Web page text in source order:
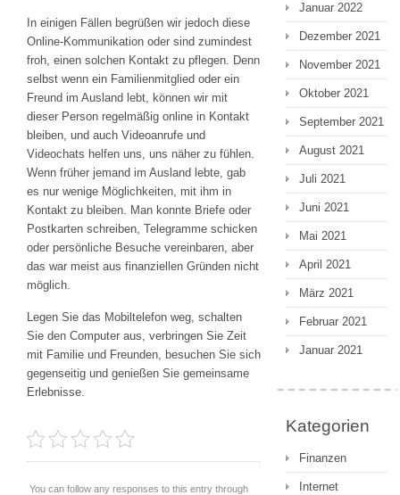
In einigen Fällen begrüßen wir jedoch diese
Online-Kommunikation oder sind zumindest
froh, einen solchen Kontakt zu pflegen. Denn
selbst wenn ein Familienmitglied oder ein
Freund im Ausland lebt, können wir mit
dieser Person regelmäßig online in Kontakt
bleiben, und auch Videoanrufe und
Videochats helfen uns, uns näher zu fühlen.
Wenn früher jemand im Ausland lebte, gab
es nur wenige Möglichkeiten, mit ihm in
Kontakt zu bleiben. Man konnte Briefe oder
Postkarten schreiben, Telegramme schicken
oder persönliche Besuche vereinbaren, aber
das war meist aus finanziellen Gründen nicht
möglich.
Legen Sie das Mobiltelefon weg, schalten
Sie den Computer aus, verbringen Sie Zeit
mit Familie und Freunden, besuchen Sie sich
gegenseitig und genießen Sie gemeinsame
Erlebnisse.
You can follow any responses to this entry through
Januar 2022
Dezember 2021
November 2021
Oktober 2021
September 2021
August 2021
Juli 2021
Juni 2021
Mai 2021
April 2021
März 2021
Februar 2021
Januar 2021
Kategorien
Finanzen
Internet